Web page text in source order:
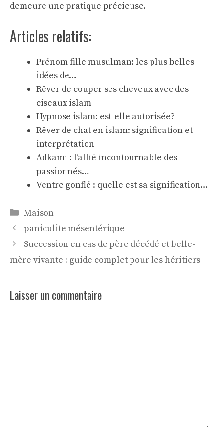
demeure une pratique précieuse.
Articles relatifs:
Prénom fille musulman: les plus belles
idées de…
Rêver de couper ses cheveux avec des
ciseaux islam
Hypnose islam: est-elle autorisée?
Rêver de chat en islam: signification et
interprétation
Adkami : l’allié incontournable des
passionnés…
Ventre gonflé : quelle est sa signification…
Catégories
Maison
paniculite mésentérique
Succession en cas de père décédé et belle-
mère vivante : guide complet pour les héritiers
Laisser un commentaire